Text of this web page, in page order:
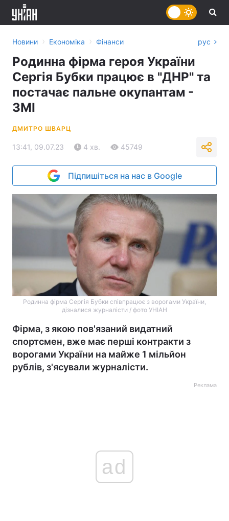
Новини › Економіка › Фінанси рус
Родинна фірма героя України
Сергія Бубки працює в "ДНР" та
постачає пальне окупантам -
ЗМІ
ДМИТРО ШВАРЦ
13:41, 09.07.23 4 хв. 45749
Підпишіться на нас в Google
Родинна фірма Сергія Бубки співпрацює з ворогами України,
дізналися журналісти / фото УНІАН
Фірма, з якою пов'язаний видатний
спортсмен, вже має перші контракти з
ворогами України на майже 1 мільйон
рублів, з'ясували журналісти.
Реклама
ad